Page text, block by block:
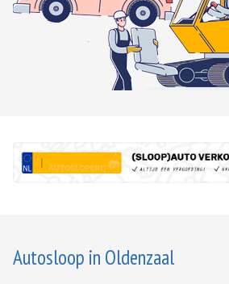
Autosloop in Oldenzaal